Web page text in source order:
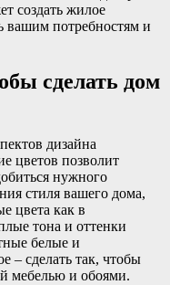
создать жилое
вашим потребностям и
сделать дом
дизайна
цветов позволит
нужного
стиля вашего дома,
цвета как в
тона и оттенки
белые и
– сделать так, чтобы
мебелью и обоями.